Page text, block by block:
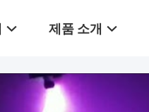
제품 소개